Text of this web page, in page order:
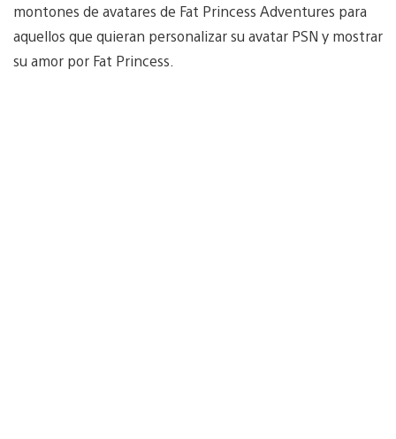
montones de avatares de Fat Princess Adventures para
aquellos que quieran personalizar su avatar PSN y mostrar
su amor por Fat Princess.